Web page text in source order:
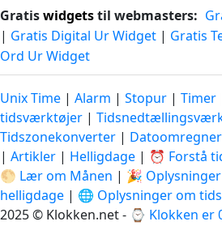
Gratiswidgetstil webmasters:
| Gratis Digital Ur Widget | Gratis
Ord Ur Widget
Unix Time | Alarm | Stopur | Timer
tidsværktøjer |
Tidszonekonverter | Datoomregner
| Artikler | Helligdage | ⏰ Forstå
🌕 Lær om Månen | 🎉
helligdage | 🌐 Oplysninger om
2025 © Klokken.net - ⌚ Klokken er